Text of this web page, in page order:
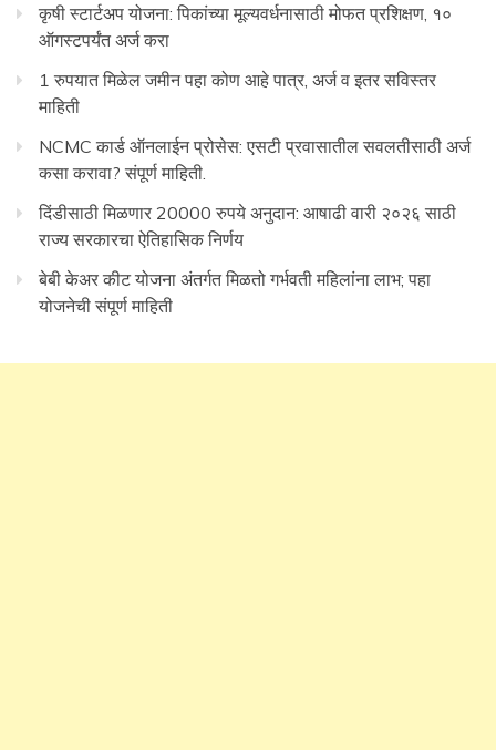
कृषी स्टार्टअप योजना: पिकांच्या मूल्यवर्धनासाठी मोफत प्रशिक्षण, १०
ऑगस्टपर्यंत अर्ज करा
1 रुपयात मिळेल जमीन पहा कोण आहे पात्र, अर्ज व इतर सविस्तर
माहिती
NCMC कार्ड ऑनलाईन प्रोसेस: एसटी प्रवासातील सवलतीसाठी अर्ज
कसा करावा? संपूर्ण माहिती.
दिंडीसाठी मिळणार 20000 रुपये अनुदान: आषाढी वारी २०२६ साठी
राज्य सरकारचा ऐतिहासिक निर्णय
बेबी केअर कीट योजना अंतर्गत मिळतो गर्भवती महिलांना लाभ; पहा
योजनेची संपूर्ण माहिती